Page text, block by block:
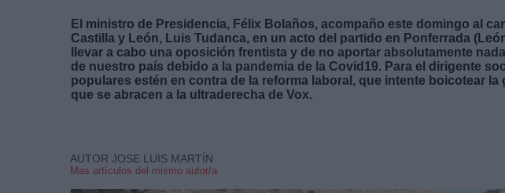
El ministro de Presidencia, Félix Bolaños, acompaño este domingo al
Castilla y León, Luis Tudanca, en un acto del partido en Ponferrada
llevar a cabo una oposición frentista y de no aportar absolutamente
de nuestro país debido a la pandemia de la Covid19. Para el dirigente
populares estén en contra de la reforma laboral, que intente boicotear
que se abracen a la ultraderecha de Vox.
AUTOR JOSE LUIS MARTÍN
Mas artículos del mismo autor/a